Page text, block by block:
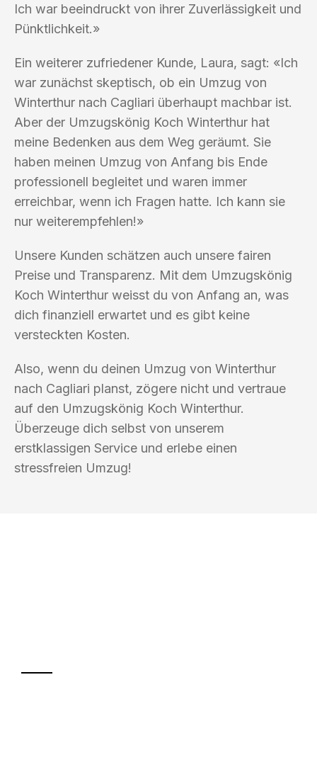
Ich war beeindruckt von ihrer Zuverlässigkeit und
Pünktlichkeit.»
Ein weiterer zufriedener Kunde, Laura, sagt: «Ich
war zunächst skeptisch, ob ein Umzug von
Winterthur nach Cagliari überhaupt machbar ist.
Aber der Umzugskönig Koch Winterthur hat
meine Bedenken aus dem Weg geräumt. Sie
haben meinen Umzug von Anfang bis Ende
professionell begleitet und waren immer
erreichbar, wenn ich Fragen hatte. Ich kann sie
nur weiterempfehlen!»
Unsere Kunden schätzen auch unsere fairen
Preise und Transparenz. Mit dem Umzugskönig
Koch Winterthur weisst du von Anfang an, was
dich finanziell erwartet und es gibt keine
versteckten Kosten.
Also, wenn du deinen Umzug von Winterthur
nach Cagliari planst, zögere nicht und vertraue
auf den Umzugskönig Koch Winterthur.
Überzeuge dich selbst von unserem
erstklassigen Service und erlebe einen
stressfreien Umzug!